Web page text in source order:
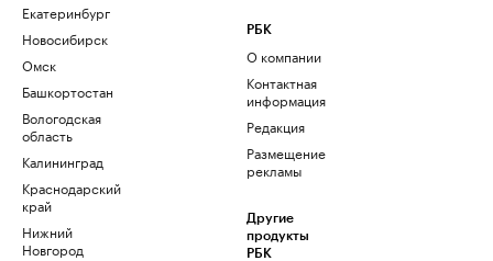
Екатеринбург
Новосибирск
Омск
Башкортостан
Вологодская
область
Калининград
Краснодарский
край
Нижний
Новгород
РБК
О компании
Контактная
информация
Редакция
Размещение
рекламы
Другие
продукты
РБК